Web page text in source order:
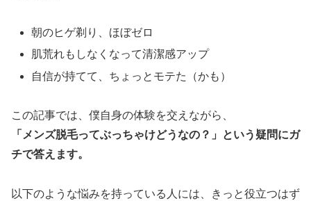
朝のヒゲ剃り、ほぼゼロ
肌荒れもしなくなって清潔感アップ
自信が持てて、ちょっとモテた（かも）
この記事では、僕自身の体験を交えながら、
「メンズ脱毛ってぶっちゃけどうなの？」という疑問にガ
チで答えます。
以下のような悩みを持っている人には、きっと役立つはず